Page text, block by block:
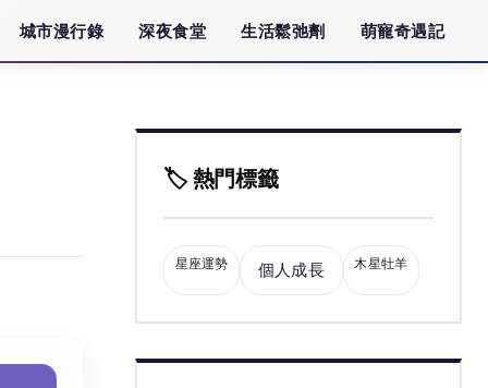
城市漫行錄 深夜食堂 生活鬆弛劑 萌寵奇遇記
🏷️ 熱門標籤
星座運勢 個人成長 木星牡羊